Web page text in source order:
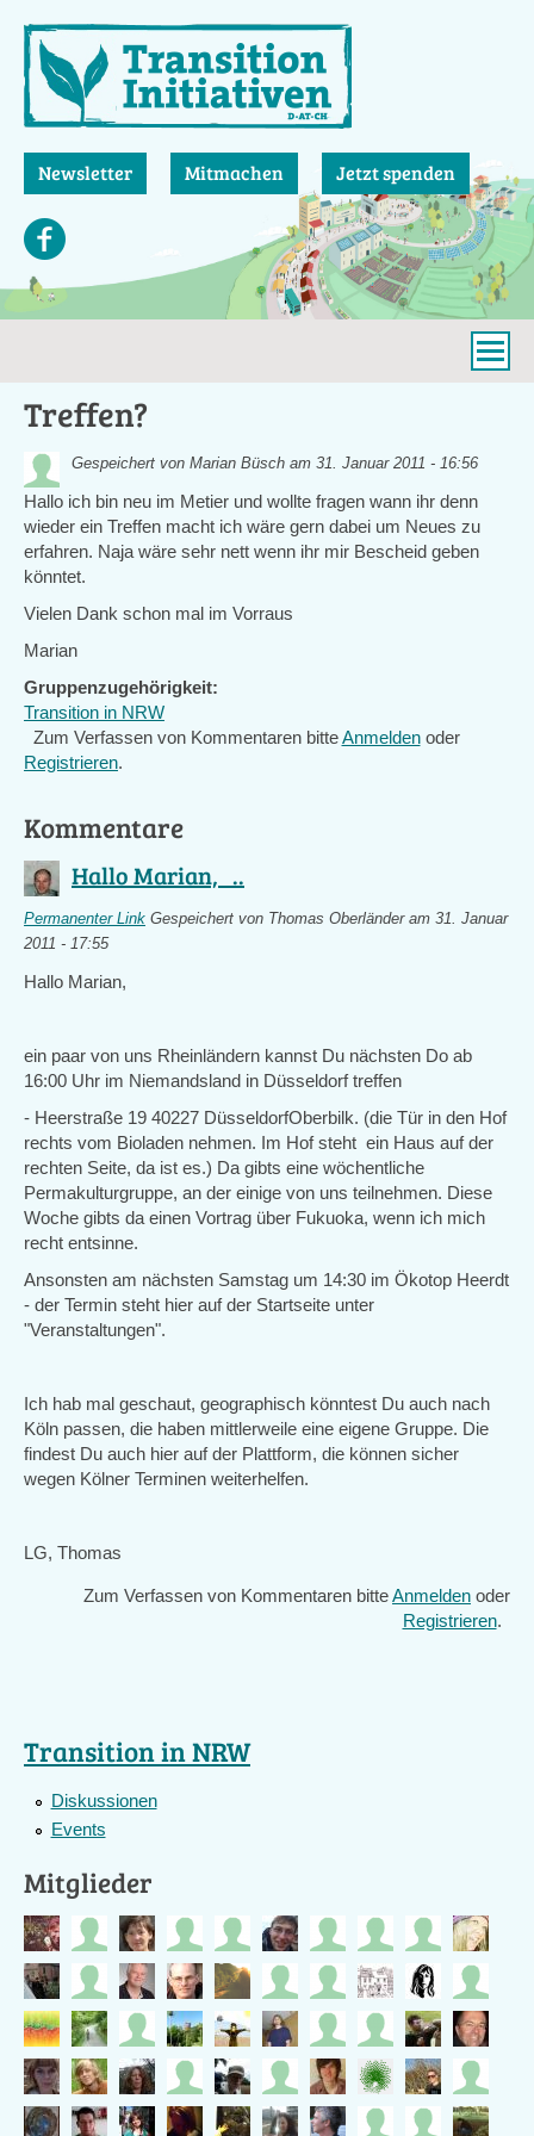
zum
Inhalt
Newsletter Mitmachen Jetzt spenden
Treffen?
Gespeichert von Marian Büsch am 31. Januar 2011 - 16:56
Hallo ich bin neu im Metier und wollte fragen wann ihr denn
wieder ein Treffen macht ich wäre gern dabei um Neues zu
erfahren. Naja wäre sehr nett wenn ihr mir Bescheid geben
könntet.
Vielen Dank schon mal im Vorraus
Marian
Gruppenzugehörigkeit:
Transition in NRW
Zum Verfassen von Kommentaren bitteAnmeldenoder
Registrieren.
Kommentare
Hallo Marian, ..
Permanenter Link Gespeichert von Thomas Oberländeram 31. Januar
2011 - 17:55
Hallo Marian,
ein paar von uns Rheinländern kannst Du nächsten Do ab
16:00 Uhr im Niemandsland in Düsseldorf treffen
- Heerstraße 19 40227 DüsseldorfOberbilk. (die Tür in den Hof
rechts vom Bioladen nehmen. Im Hof steht ein Haus auf der
rechten Seite, da ist es.) Da gibts eine wöchentliche
Permakulturgruppe, an der einige von uns teilnehmen. Diese
Woche gibts da einen Vortrag über Fukuoka, wenn ich mich
recht entsinne.
Ansonsten am nächsten Samstag um 14:30 im Ökotop Heerdt
- der Termin steht hier auf der Startseite unter
"Veranstaltungen".
Ich hab mal geschaut, geographisch könntest Du auch nach
Köln passen, die haben mittlerweile eine eigene Gruppe. Die
findest Du auch hier auf der Plattform, die können sicher
wegen Kölner Terminen weiterhelfen.
LG, Thomas
Zum Verfassen von Kommentaren bitteAnmelden oder
Registrieren.
Transition in NRW
Diskussionen
Events
Mitglieder